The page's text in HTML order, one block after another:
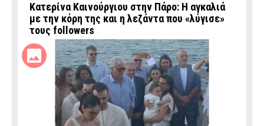
Κατερίνα Καινούργιου στην Πάρο: Η αγκαλιά
με την κόρη της και η λεζάντα που «λύγισε»
τους followers